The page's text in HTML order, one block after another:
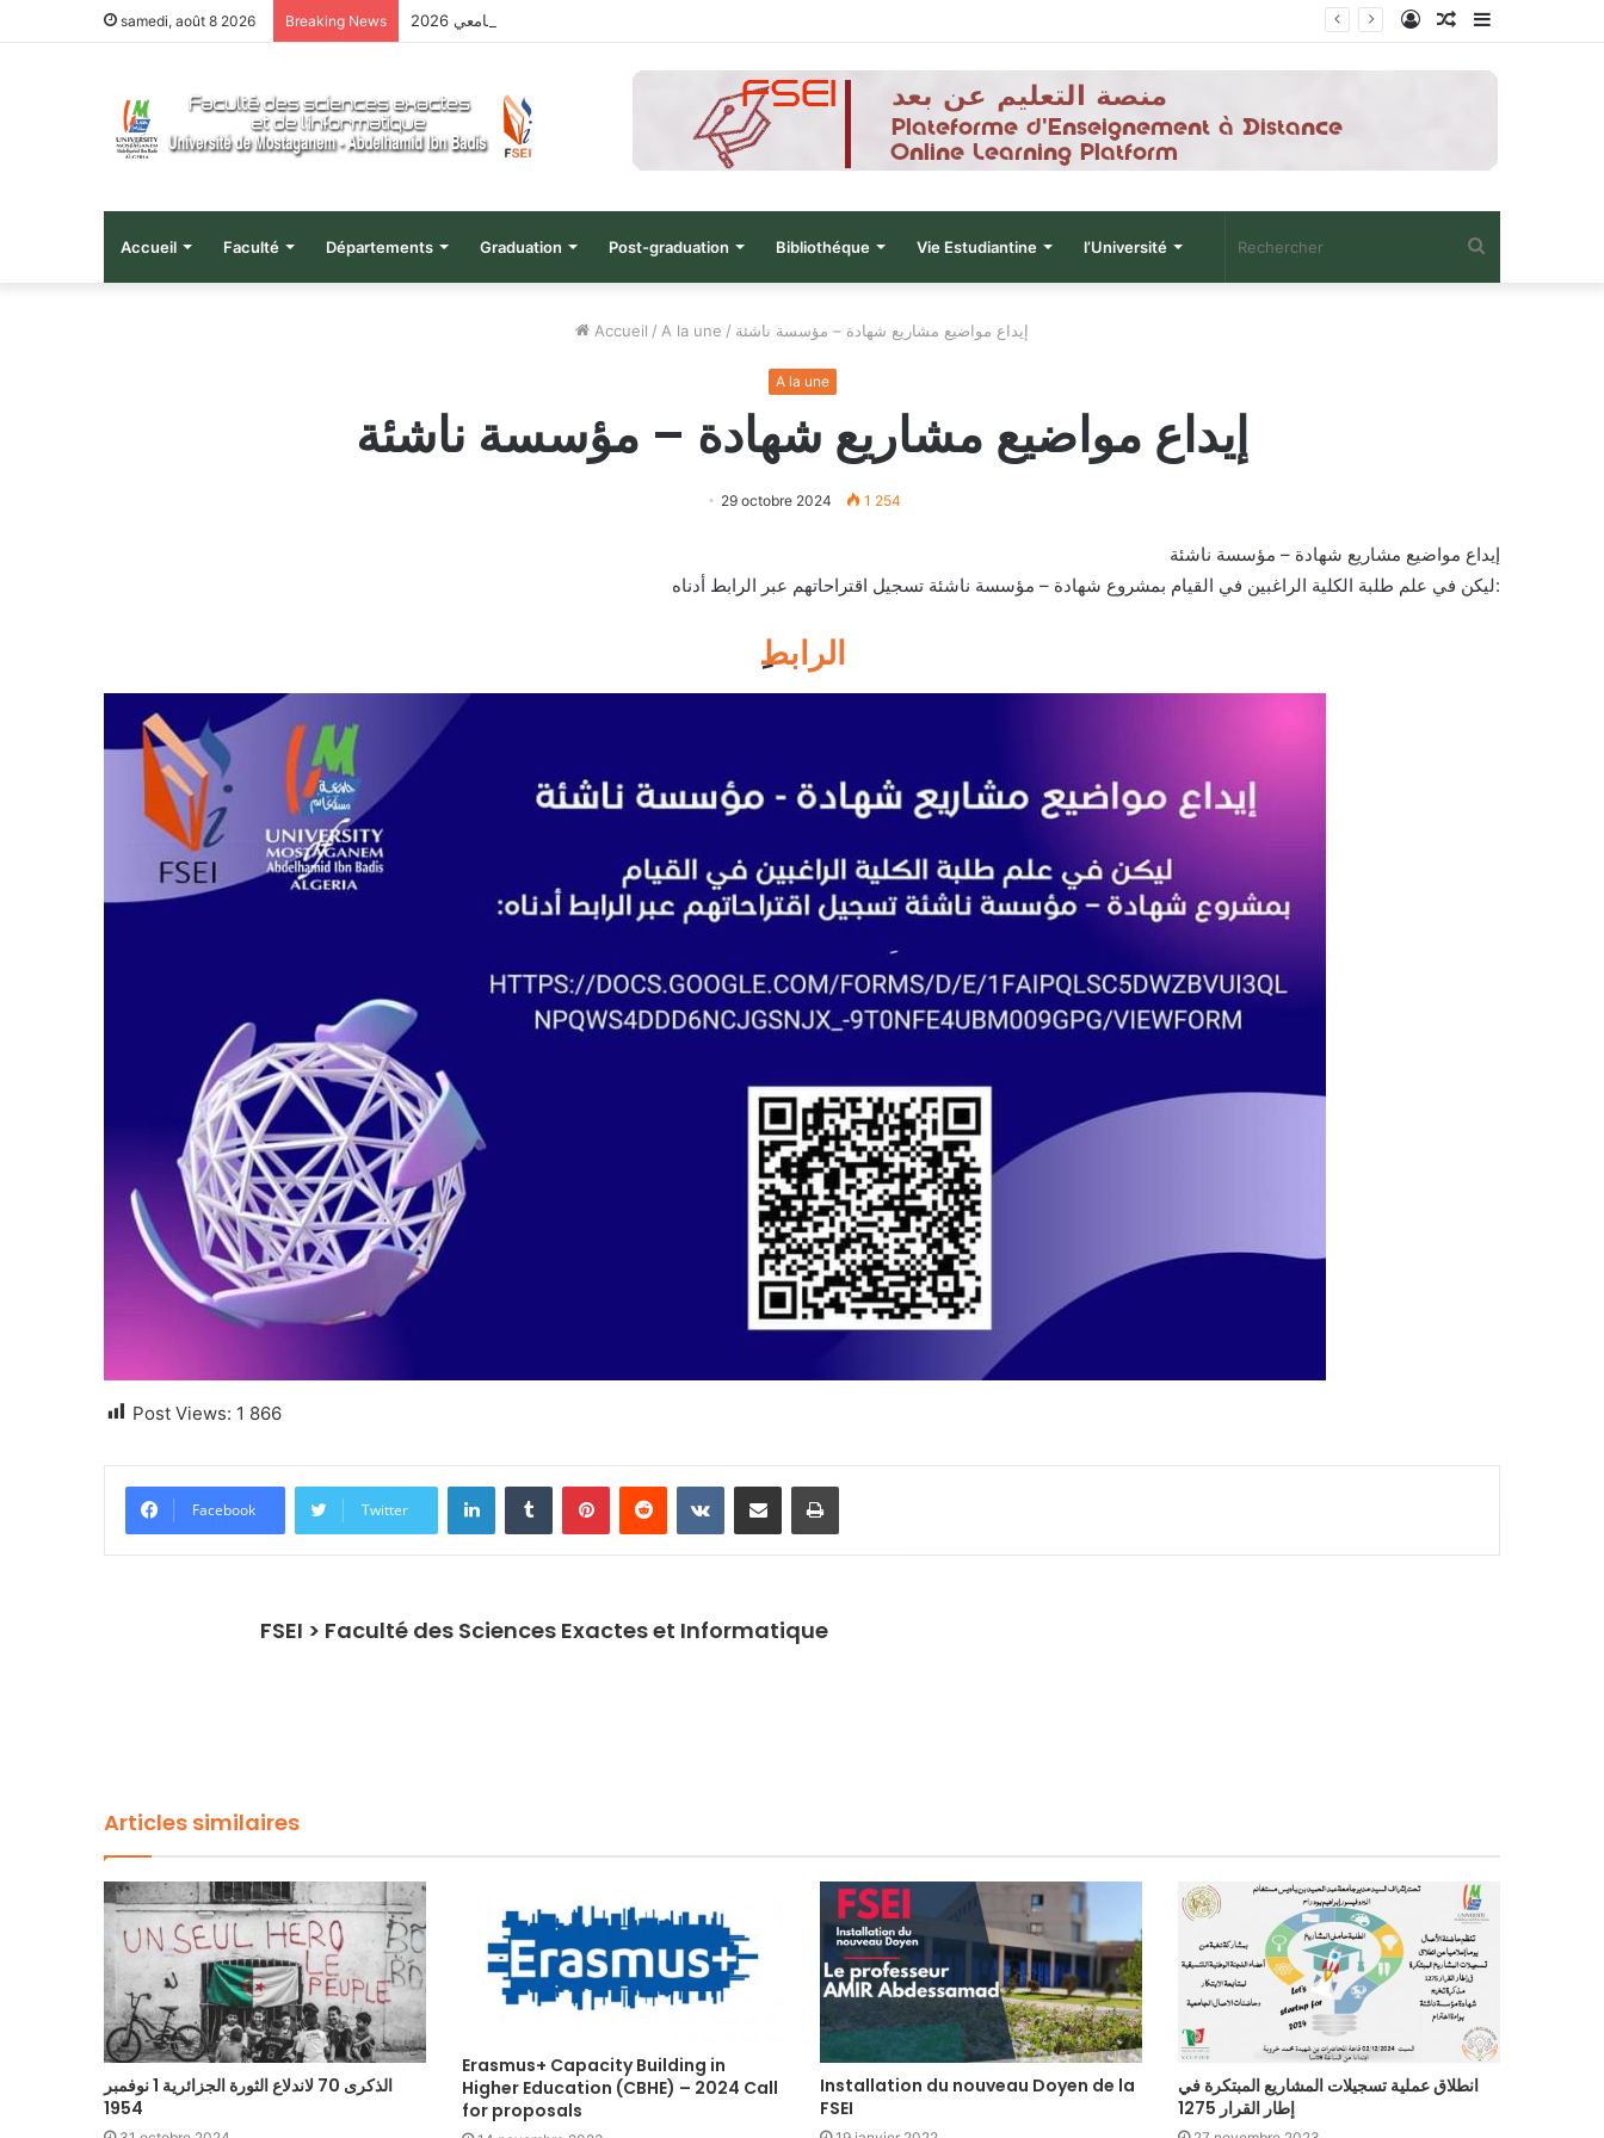
samedi, août 8 2026 Breaking News نتائج الدورة التاسعة للحصول على التأهيل الجامعي 2026
Sidebar
Article
Connexion
Accueil Faculté Départements Graduation Post-graduation Bibliothéque Vie Estudiantine l’Université
Accueil / A la une / إيداع مواضيع مشاريع شهادة – مؤسسة ناشئة
A la une
إيداع مواضيع مشاريع شهادة – مؤسسة ناشئة
29 octobre 2024 1 254
إيداع مواضيع مشاريع شهادة – مؤسسة ناشئة
ليكن في علم طلبة الكلية الراغبين في القيام بمشروع شهادة – مؤسسة ناشئة تسجيل اقتراحاتهم عبر الرابط أدناه:
الرابط
Post Views: 1 866
Facebook Twitter
LinkedinTumblr PinterestReddit VKontaktePartager par email Imprimer
FSEI > Faculté des Sciences Exactes et Informatique
Articles similaires
الذكرى 70 لاندلاع الثورة الجزائرية 1 نوفمبر
1954
Erasmus+ Capacity Building in
Higher Education (CBHE) – 2024 Call
for proposals
Installation du nouveau Doyen de la
FSEI
انطلاق عملية تسجيلات المشاريع المبتكرة في
إطار القرار 1275